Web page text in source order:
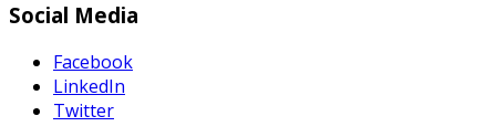
Social Media
Facebook
LinkedIn
Twitter